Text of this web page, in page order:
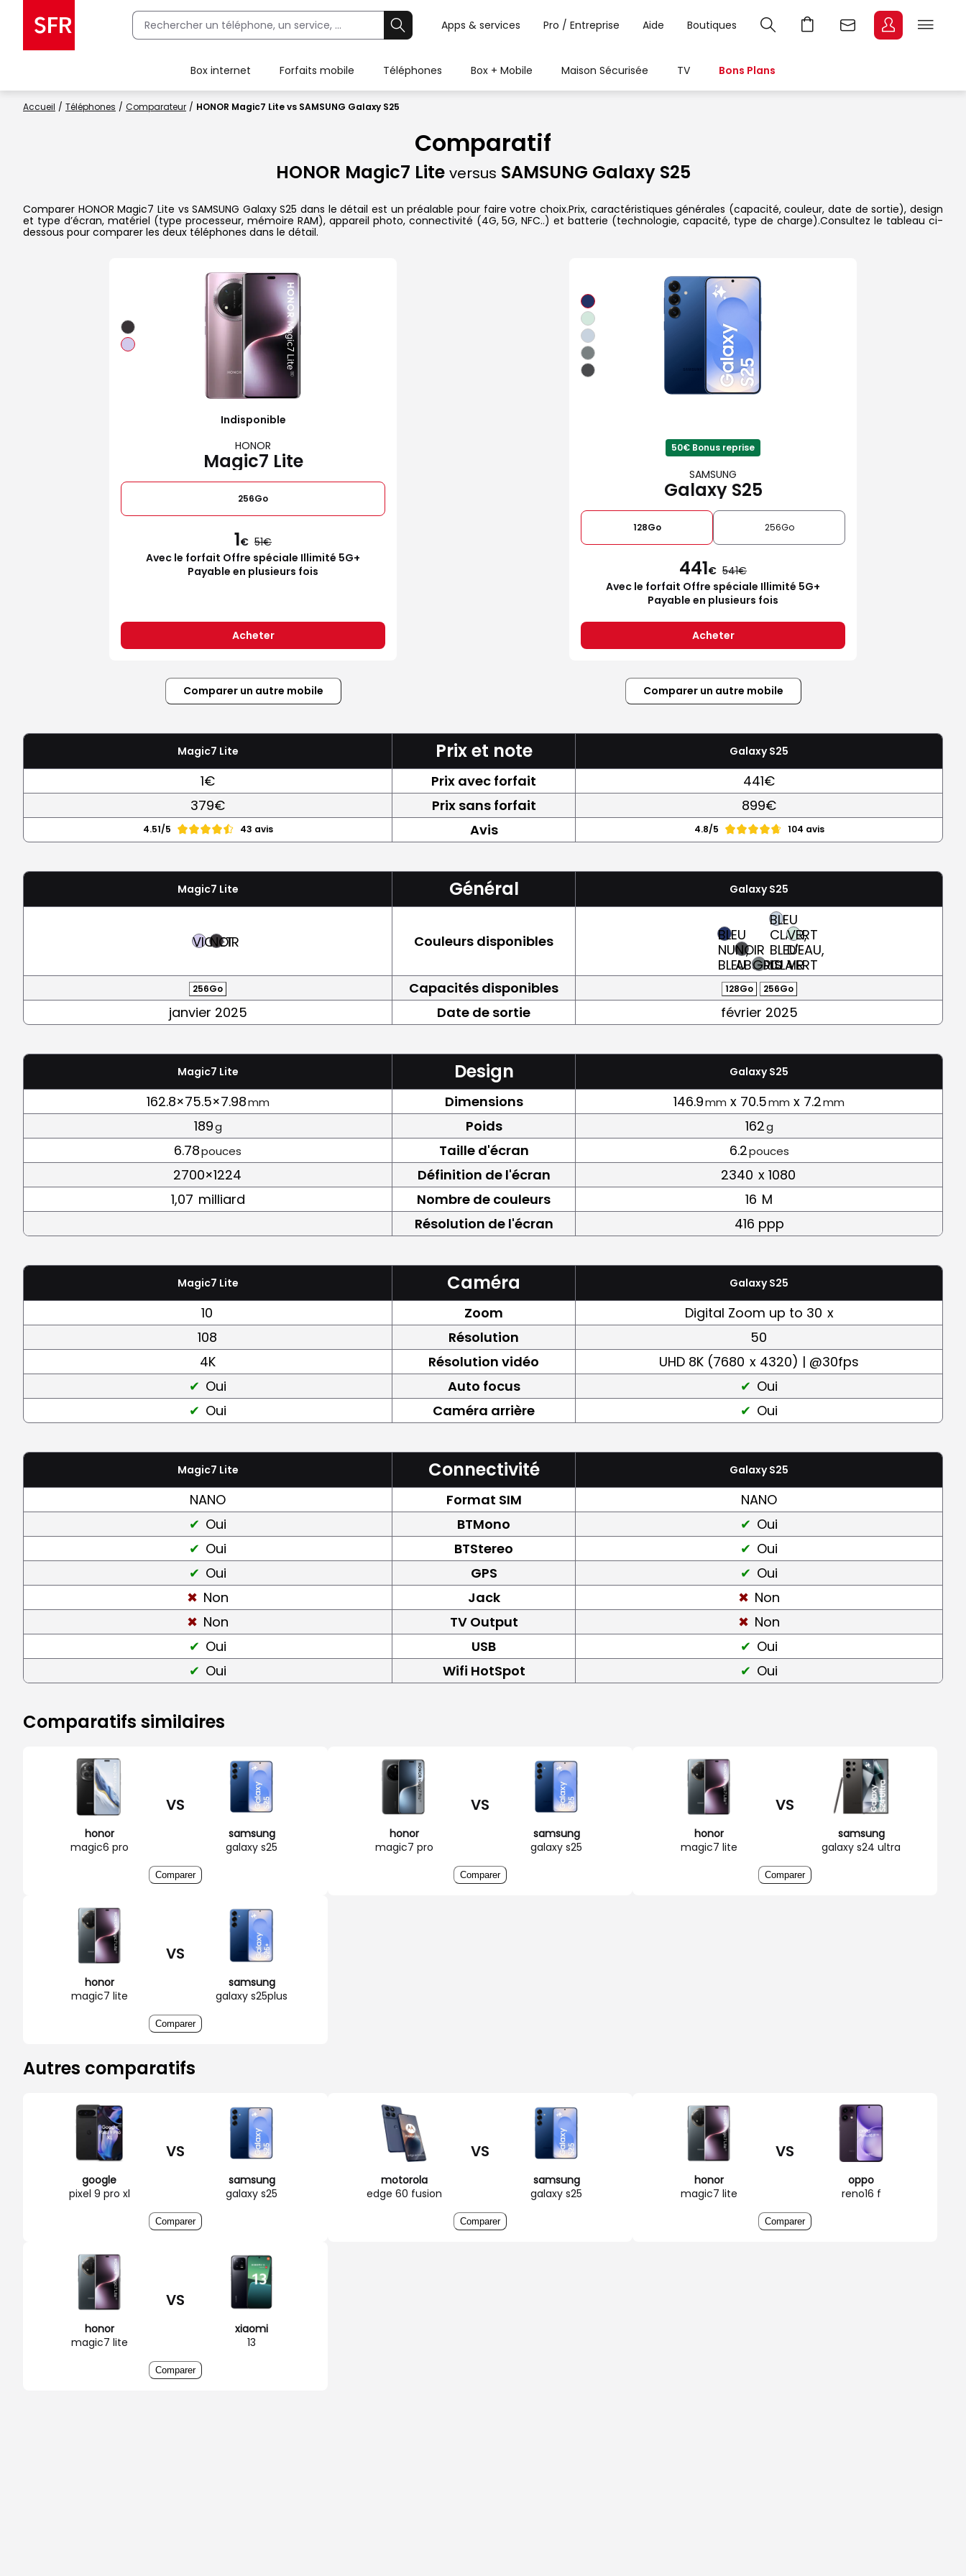
Apps & services Pro / Entreprise Aide Boutiques
Box internet Forfaits mobile Téléphones Box + Mobile Maison Sécurisée TV Bons Plans
Accueil Téléphones Comparateur HONOR Magic7 Lite vs SAMSUNG Galaxy S25
Comparatif
HONOR Magic7 Lite versus SAMSUNG Galaxy S25
Comparer HONOR Magic7 Lite vs SAMSUNG Galaxy S25 dans le détail est un préalable pour faire votre choix.Prix, caractéristiques générales (capacité, couleur, date de sortie), design
et type d’écran, matériel (type processeur, mémoire RAM), appareil photo, connectivité (4G, 5G, NFC..) et batterie (technologie, capacité, type de charge).Consultez le tableau ci-
dessous pour comparer les deux téléphones dans le détail.
Indisponible
HONOR
Magic7 Lite
256Go
1€ 51
Avec le forfait Offre spéciale Illimité 5G+
Payable en plusieurs fois
Acheter
50€ Bonus reprise
SAMSUNG
Galaxy S25
128Go 256Go
441€ 541
Avec le forfait Offre spéciale Illimité 5G+
Payable en plusieurs fois
Acheter
Comparer un autre mobile Comparer un autre mobile
Magic7 Lite Prix et note Galaxy S25
1€ Prix avec forfait
441€
379€
Prix sans forfait 899€
4.51/5 43 avis Avis 4.8/5 104 avis
Magic7 Lite Général Galaxy S25
VIOLET
NOIR Couleurs disponibles
BLEU
NUIT,
BLEU
NOIR
ABSOLU
GRIS
BLEU
CLAIR,
BLEU-
CLAIR
VERT
D'EAU,
VERT
256Go Capacités disponibles 128Go 256Go
janvier 2025 Date de sortie février 2025
Magic7 Lite Design Galaxy S25
162.8×75.5×7.98mm Dimensions 146.9mm x 70.5mm x 7.2mm
189g Poids 162g
6.78pouces Taille d'écran 6.2pouces
2700×1224 Définition de l'écran 2340 x 1080
1,07 milliard Nombre de couleurs 16 M
Résolution de l'écran
416 ppp
Magic7 Lite Caméra Galaxy S25
10 Zoom Digital Zoom up to 30 x
108
Résolution
50
4K
Résolution vidéo UHD 8K (7680 x 4320) | @30fps
Oui
Auto focus
Oui
Oui
Caméra arrière Oui
Magic7 Lite Connectivité Galaxy S25
NANO Format SIM
NANO
Oui
BTMono
Oui
Oui
BTStereo
Oui
Oui
GPS
Oui
Non
Jack
Non
Non
TV Output
Non
Oui
USB
Oui
Oui
Wifi HotSpot Oui
Comparatifs similaires
honor
magic6 pro
VS
samsung
galaxy s25
Comparer
honor
magic7 pro
VS
samsung
galaxy s25
Comparer
honor
magic7 lite
VS
samsung
galaxy s24 ultra
Comparer
honor
magic7 lite
VS
samsung
galaxy s25plus
Comparer
Autres comparatifs
google
pixel 9 pro xl
VS
samsung
galaxy s25
Comparer
motorola
edge 60 fusion
VS
samsung
galaxy s25
Comparer
honor
magic7 lite
VS
oppo
reno16 f
Comparer
honor
magic7 lite
VS
xiaomi
13
Comparer